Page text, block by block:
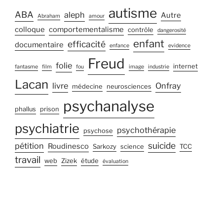
ABA Abraham aleph amour autisme Autre
colloque comportementalisme contrôle dangerosité
documentaire efficacité enfance enfant evidence
fantasme film folie fou Freud image industrie internet
Lacan livre médecine neurosciences Onfray
phallus prison psychanalyse
psychiatrie psychose
psychothérapie
pétition Roudinesco Sarkozy science suicide TCC
travail web Zizek étude évaluation